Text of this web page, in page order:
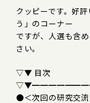
クッピーです。好
う」のコーナー
ですが、人選も含
さい。
▽▼ 目次
●＜次回の研究交